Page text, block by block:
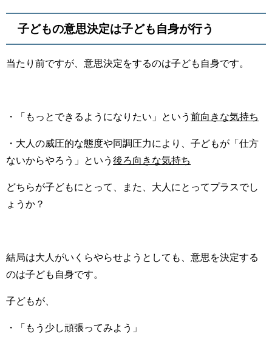
子どもの意思決定は子ども自身が行う
当たり前ですが、意思決定をするのは子ども自身です。
・「もっとできるようになりたい」という 前向きな気持ち
・大人の威圧的な態度や同調圧力により、子どもが「仕方
ないからやろう」という 後ろ向きな気持ち
どちらが子どもにとって、また、大人にとってプラスでし
ょうか？
結局は大人がいくらやらせようとしても、意思を決定する
のは子ども自身です。
子どもが、
・「もう少し頑張ってみよう」